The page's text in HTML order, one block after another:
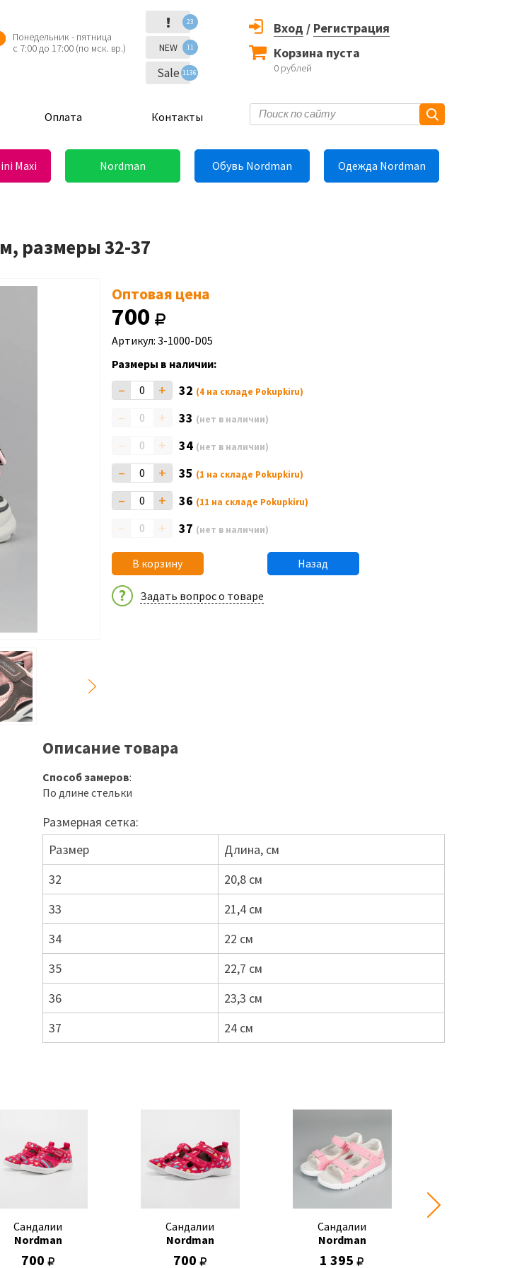
Понедельник - пятница
с 7:00 до 17:00 (по мск. вр.)
! 23
NEW 11
Sale 1136
Вход / Регистрация
Корзина пуста
0 рублей
Оплата Контакты
Maxi Nordman Обувь Nordman Одежда Nordman
размеры 32-37
Оптовая цена
700
Артикул: 3-1000-D05
Размеры в наличии:
– + 32 (4 на складе Pokupkiru)
– + 33 (нет в наличии)
– + 34 (нет в наличии)
– + 35 (1 на складе Pokupkiru)
– + 36 (11 на складе Pokupkiru)
– + 37 (нет в наличии)
В корзину Назад
Задать вопрос о товаре
Описание товара
Способ замеров:
По длине стельки
Размерная сетка:
Размер
Длина, см
32
20,8 см
33
21,4 см
34
22 см
35
22,7 см
36
23,3 см
37
24 см
Сандалии
Nordman
700
Сандалии
Nordman
700
Сандалии
Nordman
1 395